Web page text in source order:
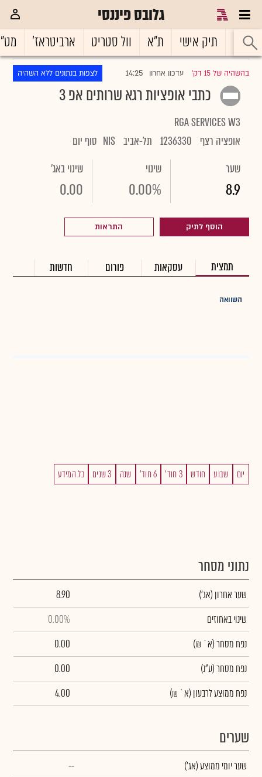
גלובס פיננסי
ראשי תיק אישי ת"א וול סטריט ארביטראז'
בהשהיה של 15 דק' |עדכון אחרון 14:25 לצפות בנתונים ללא השהיה
כתבי אופציות רגא שרותים אפ 3
RGA SERVICES W3
אופציה רצף
1236330 תל-אביב NIS סוף יום
שער
8.9
שינוי
0.00%
שינוי באג'
0.00
הוסף לתיק התראות
תמצית עסקאות פורום חדשות
השוואה
יום שבוע חודש 3 חוד' 6 חוד' שנה 3 שנים כל המידע
נתוני מסחר
שער אחרון (אג')
8.90
שינוי באחוזים
0.00%
נפח מסחר(א` ₪)
0.00
נפח מסחר(ע"נ)
0.00
נפח ממוצע לרבעון (א` ₪)
4.00
שערים
שער יומי ממוצע(אג')
--